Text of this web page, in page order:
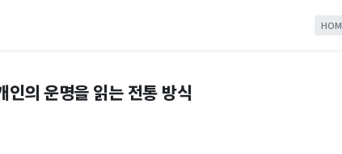
인의 운명을 읽는 전통 방식